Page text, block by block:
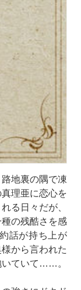
地裏の隅で凍
理亜に恋心を
る日々だが、
の残酷さを感
話が持ち上が
から言われた
いていて……。